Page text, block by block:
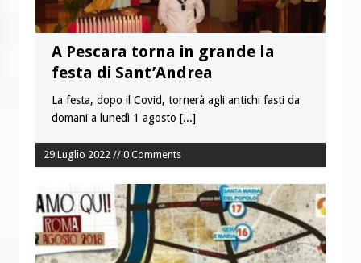
A Pescara torna in grande la
festa di Sant’Andrea
La festa, dopo il Covid, tornerà agli antichi fasti da
domani a lunedì 1 agosto [...]
29 Luglio 2022 // 0 Comments